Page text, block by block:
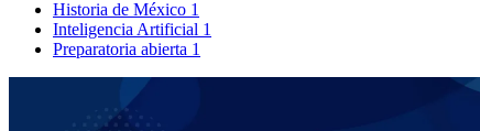
Historia de México 1
Inteligencia Artificial 1
Preparatoria abierta 1